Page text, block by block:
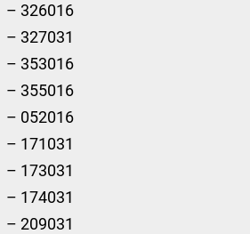
– 326016
– 327031
– 353016
– 355016
– 052016
– 171031
– 173031
– 174031
– 209031